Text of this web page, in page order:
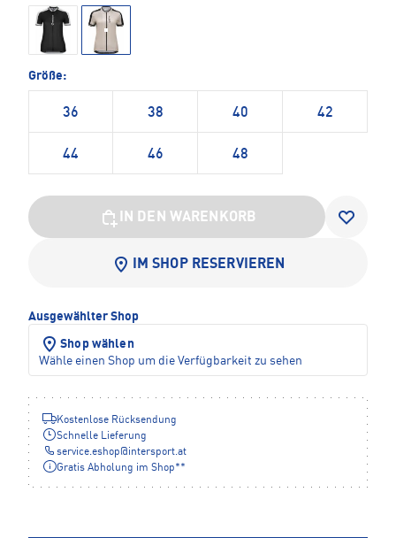
Größe:
36 38 40 42
44 46 48
IN DEN WARENKORB
IM SHOP RESERVIEREN
Ausgewählter Shop
Shop wählen
Wähle einen Shop um die Verfügbarkeit zu sehen
Kostenlose Rücksendung
Schnelle Lieferung
service.eshop@intersport.at
Gratis Abholung im Shop**